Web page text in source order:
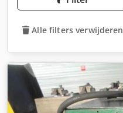
Alle filters verwijderen